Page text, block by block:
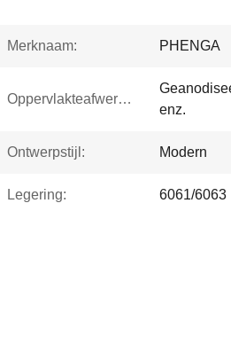
Merknaam: PHENGA
Oppervlakteafwerking:
enz.
Ontwerpstijl: Modern
Legering: 6061/6063